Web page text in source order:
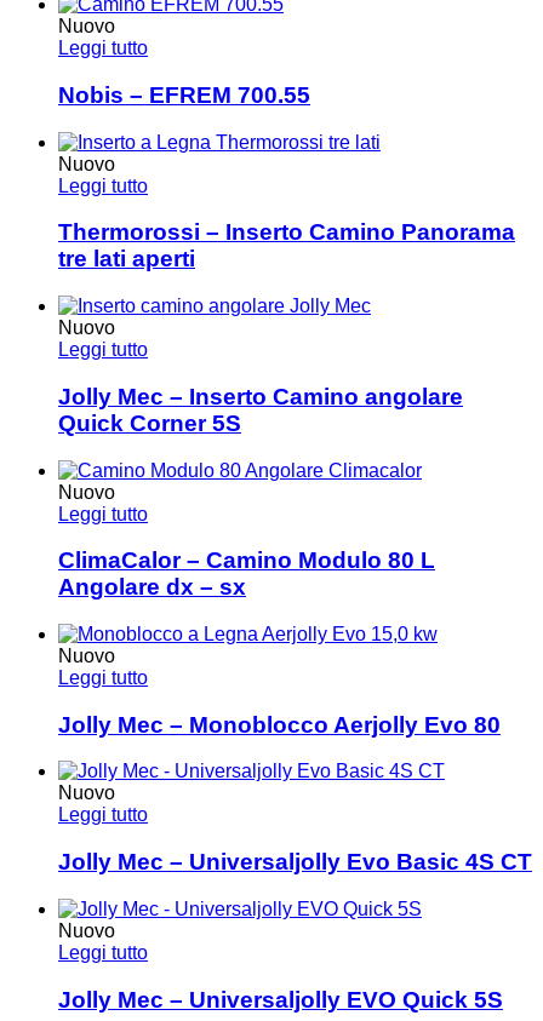
Nuovo
Leggi tutto
Nobis – EFREM 700.55
Nuovo
Leggi tutto
Thermorossi – Inserto Camino Panorama
tre lati aperti
Nuovo
Leggi tutto
Jolly Mec – Inserto Camino angolare
Quick Corner 5S
Nuovo
Leggi tutto
ClimaCalor – Camino Modulo 80 L
Angolare dx – sx
Nuovo
Leggi tutto
Jolly Mec – Monoblocco Aerjolly Evo 80
Nuovo
Leggi tutto
Jolly Mec – Universaljolly Evo Basic 4S CT
Nuovo
Leggi tutto
Jolly Mec – Universaljolly EVO Quick 5S